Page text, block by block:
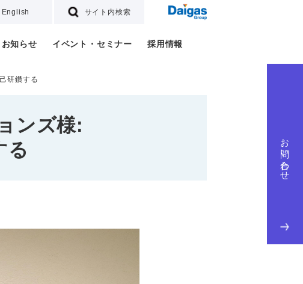
English サイト内検索
お知らせ イベント・セミナー 採用情報
お問い合わせ
研鑽する
ンズ様:
る